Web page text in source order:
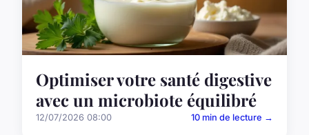
Optimiser votre santé digestive
avec un microbiote équilibré
12/07/2026 08:00 10 min de lecture →